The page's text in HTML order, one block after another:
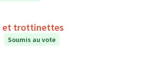
et trottinettes
Soumis au vote